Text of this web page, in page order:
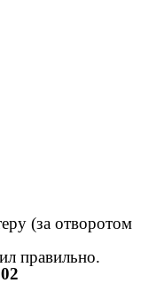
(за отворотом
правильно.